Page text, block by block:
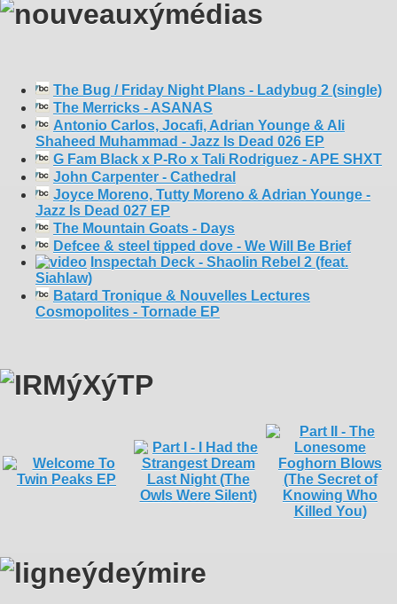
The Bug / Friday Night Plans - Ladybug 2 (single)
The Merricks - ASANAS
Antonio Carlos, Jocafi, Adrian Younge & Ali
Shaheed Muhammad - Jazz Is Dead 026 EP
G Fam Black x P-Ro x Tali Rodriguez - APE SHXT
John Carpenter - Cathedral
Joyce Moreno, Tutty Moreno & Adrian Younge -
Jazz Is Dead 027 EP
The Mountain Goats - Days
Defcee & steel tipped dove - We Will Be Brief
Inspectah Deck - Shaolin Rebel 2 (feat.
Siahlaw)
Batard Tronique & Nouvelles Lectures
Cosmopolites - Tornade EP